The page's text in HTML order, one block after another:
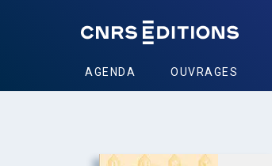
AGENDA OUVRAGES